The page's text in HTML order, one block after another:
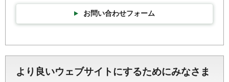
お問い合わせフォーム
より良いウェブサイトにするためにみなさま